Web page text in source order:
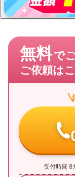
無料で
ご依頼は
受付時間